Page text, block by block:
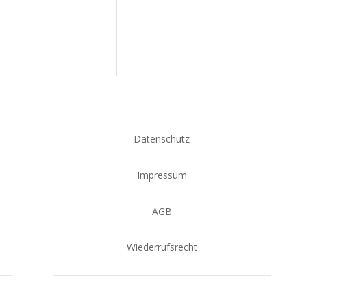
Datenschutz
Impressum
AGB
Wiederrufsrecht